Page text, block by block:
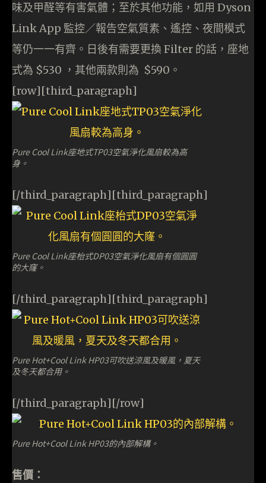
味及甲醛等有害氣體；至於其他功能，如用 Dyson
Link App 監控／報告空氣質素、遙控、夜間模式
等仍一一有齊。日後有需要更換 Filter 的話，座地
式為 $530 ，其他兩款則為 $590。
[row][third_paragraph]
Pure Cool Link座地式TP03空氣淨化風扇較為高
身。
[/third_paragraph][third_paragraph]
Pure Cool Link座枱式DP03空氣淨化風扇有個圓圓
的大窿。
[/third_paragraph][third_paragraph]
Pure Hot+Cool Link HP03可吹送涼風及暖風，夏天
及冬天都合用。
[/third_paragraph][/row]
Pure Hot+Cool Link HP03的內部解構。
售價：